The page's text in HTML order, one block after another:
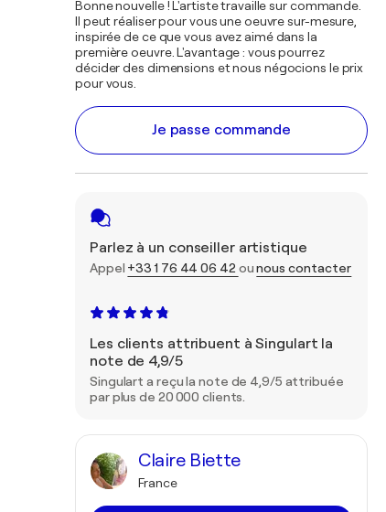
Bonne nouvelle ! L'artiste travaille sur commande.
Il peut réaliser pour vous une oeuvre sur-mesure,
inspirée de ce que vous avez aimé dans la
première oeuvre. L'avantage : vous pourrez
décider des dimensions et nous négocions le prix
pour vous.
Je passe commande
Parlez à un conseiller artistique
Appel +33 1 76 44 06 42 ounous contacter
Les clients attribuent à Singulart la
note de 4,9/5
Singulart a reçu la note de 4,9/5 attribuée
par plus de 20 000 clients.
Claire Biette
France